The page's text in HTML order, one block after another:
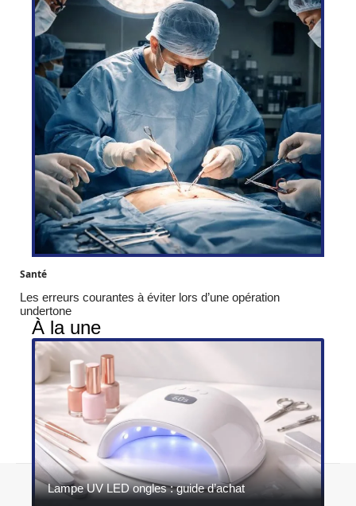
Santé
Les erreurs courantes à éviter lors d’une opération
undertone
À la une
Lampe UV LED ongles : guide d’achat
Contact Mentions légales Sitemap